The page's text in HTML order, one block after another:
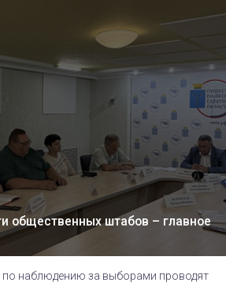
общественных штабов – главное
наблюдению за выборами проводят